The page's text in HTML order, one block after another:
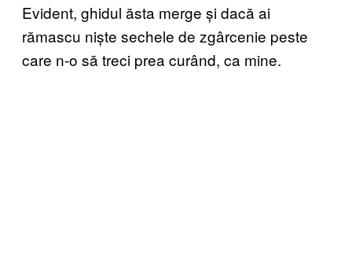
Evident, ghidul ăsta merge și dacă ai
rămascu niște sechele de zgârcenie peste
care n-o să treci prea curând, ca mine.